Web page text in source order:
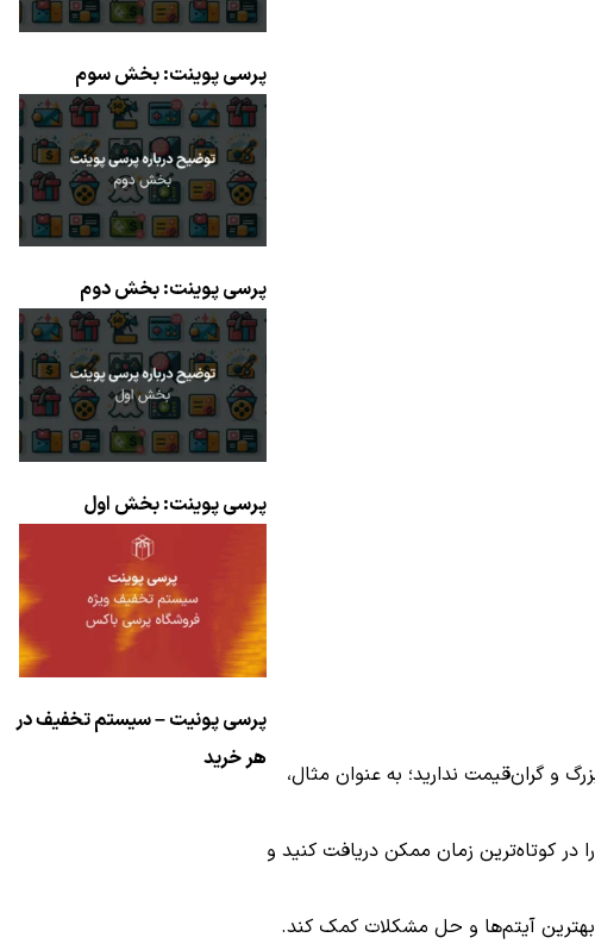
و گران‌قیمت ندارید؛ به عنوان مثال،
را در کوتاه‌ترین زمان ممکن دریافت کنید و
بهترین آیتم‌ها و حل مشکلات کمک کند.
پرسی پوینت: بخش سوم
پرسی پوینت: بخش دوم
پرسی پوینت: بخش اول
پرسی پونیت – سیستم تخفیف در
هر خرید